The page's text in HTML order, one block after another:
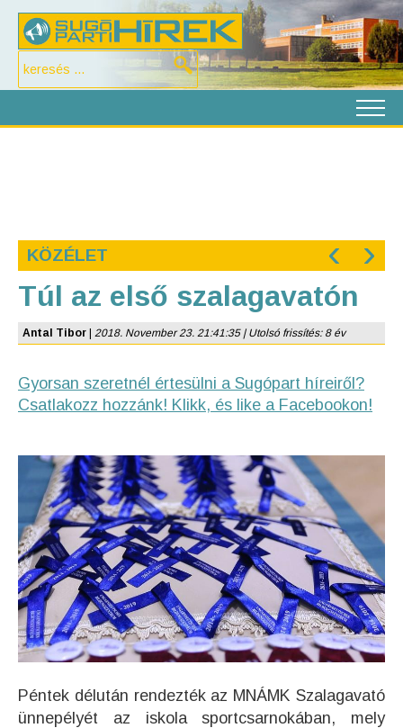
KÖZÉLET ‹ ›
Túl az első szalagavatón
Antal Tibor 2018. November 23. 21:41:35 | Utolsó frissítés: 8 év
Gyorsan szeretnél értesülni a Sugópart híreiről?
Csatlakozz hozzánk! Klikk, és like a Facebookon!
Péntek délután rendezték az MNÁMK Szalagavató
ünnepélyét az iskola sportcsarnokában, mely